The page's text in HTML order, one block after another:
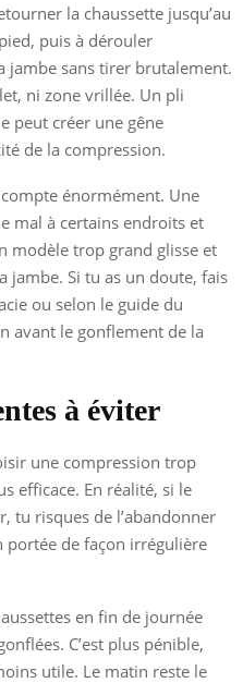
la chaussette jusqu’au
puis à dérouler
jambe sans tirer brutalement.
ni zone vrillée. Un pli
peut créer une gêne
de la compression.
énormément. Une
mal à certains endroits et
modèle trop grand glisse et
jambe. Si tu as un doute, fais
ou selon le guide du
avant le gonflement de la
à éviter
une compression trop
efficace. En réalité, si le
tu risques de l’abandonner
de façon irrégulière
en fin de journée
C’est plus pénible,
utile. Le matin reste le